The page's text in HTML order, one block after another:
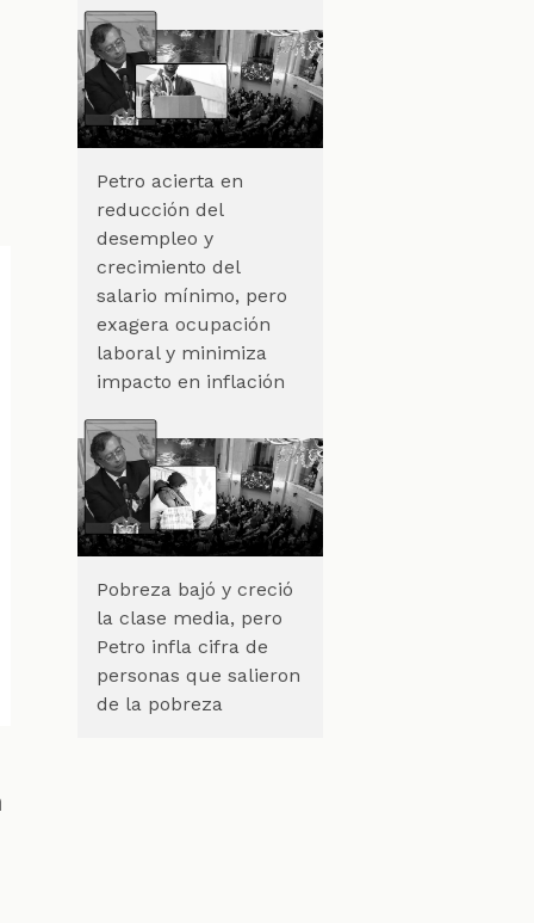
Petro acierta en
reducción del
desempleo y
crecimiento del
salario mínimo, pero
exagera ocupación
laboral y minimiza
impacto en inflación
Pobreza bajó y creció
la clase media, pero
Petro infla cifra de
personas que salieron
de la pobreza